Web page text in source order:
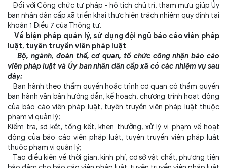
Đối với Công chức tư pháp - hộ tịch chủ trì, tham mưu giúp Ủy
ban nhân dân cấp xã triển khai thực hiện trách nhiệm quy định tại
khoản 1 Điều 7 của Thông tư.
Về biện pháp quản lý, sử dụng đội ngũ báo cáo viên pháp
luật, tuyên truyền viên pháp luật
Bộ, ngành, đoàn thể, cơ quan, tổ chức công nhận báo cáo
viên pháp luật và Ủy ban nhân dân cấp xã có các nhiệm vụ sau
đây:
Ban hành theo thẩm quyền hoặc trình cơ quan có thẩm quyền
ban hành văn bản hướng dẫn, kế hoạch, chương trình hoạt động
của báo cáo viên pháp luật, tuyên truyền viên pháp luật thuộc
phạm vi quản lý;
Kiểm tra, sơ kết, tổng kết, khen thưởng, xử lý vi phạm về hoạt
động của báo cáo viên pháp luật, tuyên truyền viên pháp luật
thuộc phạm vi quản lý;
Tạo điều kiện về thời gian, kinh phí, cơ sở vật chất, phương tiện